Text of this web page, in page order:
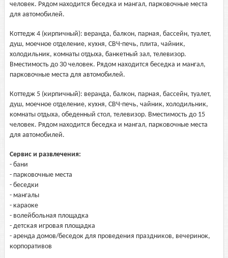
человек. Рядом находится беседка и мангал, парковочные места
для автомобилей.
Коттедж 4 (кирпичный): веранда, балкон, парная, бассейн, туалет,
душ, моечное отделение, кухня, СВЧ-печь, плита, чайник,
холодильник, комнаты отдыха, банкетный зал, телевизор.
Вместимость до 30 человек. Рядом находится беседка и мангал,
парковочные места для автомобилей.
Коттедж 5 (кирпичный): веранда, балкон, парная, бассейн, туалет,
душ, моечное отделение, кухня, СВЧ-печь, чайник, холодильник,
комнаты отдыха, обеденный стол, телевизор. Вместимость до 15
человек. Рядом находится беседка и мангал, парковочные места
для автомобилей.
Сервис и развлечения:
- бани
- парковочные места
- беседки
- мангалы
- караоке
- волейбольная площадка
- детская игровая площадка
- аренда домов/беседок для проведения праздников, вечеринок,
корпоративов